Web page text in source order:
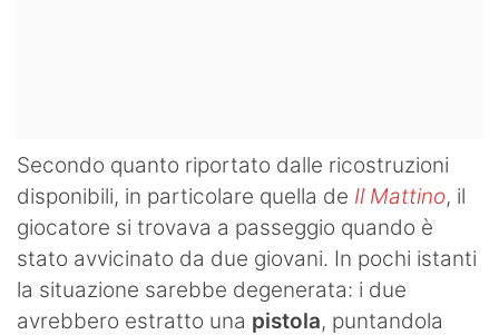
Secondo quanto riportato dalle ricostruzioni
disponibili, in particolare quella de Il Mattino, il
giocatore si trovava a passeggio quando è
stato avvicinato da due giovani. In pochi istanti
la situazione sarebbe degenerata: i due
avrebbero estratto una pistola, puntandola